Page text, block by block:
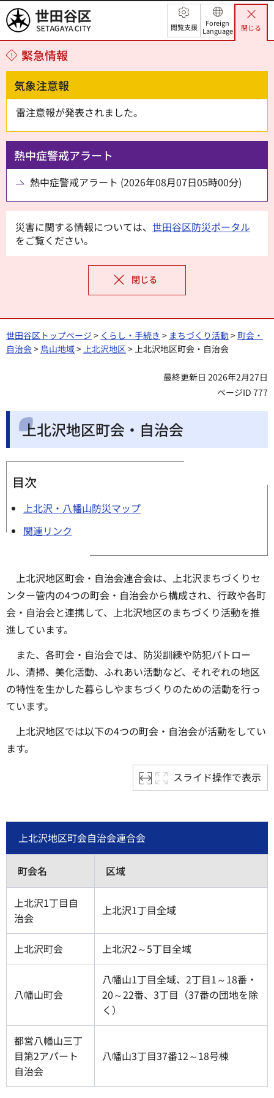
世田谷区 閲覧支援
Foreign
Language
閉じる
緊急情報
気象注意報
雷注意報が発表されました。
熱中症警戒アラート
熱中症警戒アラート (2026年08月07日05時00分)
災害に関する情報については、 世田谷区防災ポータル
をご覧ください。
閉じる
世田谷区トップページ > くらし・手続き > まちづくり活動> 町会・
自治会> 烏山地域>上北沢地区> 上北沢地区町会・自治会
最終更新日 2026年2月27日
ページID 777
上北沢地区町会・自治会
目次
上北沢・八幡山防災マップ
関連リンク
上北沢地区町会・自治会連合会は、上北沢まちづくりセ
ンター管内の4つの町会・自治会から構成され、行政や各町
会・自治会と連携して、上北沢地区のまちづくり活動を推
進しています。
また、各町会・自治会では、防災訓練や防犯パトロー
ル、清掃、美化活動、ふれあい活動など、それぞれの地区
の特性を生かした暮らしやまちづくりのための活動を行っ
ています。
上北沢地区では以下の4つの町会・自治会が活動をしてい
ます。
スライド操作で表示
上北沢地区町会自治会連合会
町会名 区域
上北沢1丁目自
治会
上北沢1丁目全域
上北沢町会 上北沢2～5丁目全域
八幡山町会
八幡山1丁目全域、2丁目1～18番・
20～22番、3丁目（37番の団地を除
く）
都営八幡山三丁
目第2アパート
自治会
八幡山3丁目37番12～18号棟